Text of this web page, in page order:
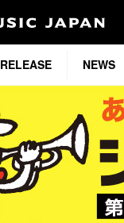
RELEASE NEWS